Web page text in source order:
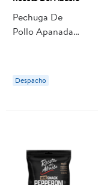
Pechuga De
Pollo Apanada
Despacho